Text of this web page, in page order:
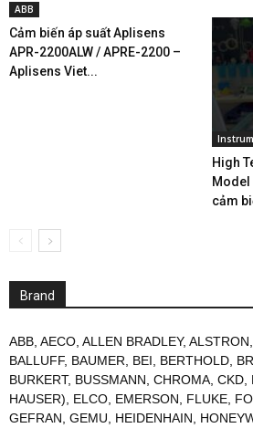
ABB
Cảm biến áp suất Aplisens
APR-2200ALW / APRE-2200 –
Aplisens Viet...
High
Model
cảm
Brand
ABB AECO ALLEN BRADLEY, ALSTRON
BALLUFF, BAUMER BEI BERTHOLD
BURKERT, BUSSMANN CHROMA CKD
HAUSER)
ELCO EMERSON FLUKE
GEFRAN GEMU HEIDENHAIN